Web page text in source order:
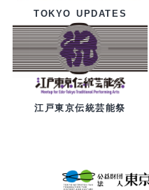
TOKYO UPDATES
江戸東京伝統芸能祭